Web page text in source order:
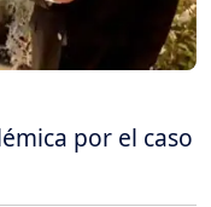
por el caso